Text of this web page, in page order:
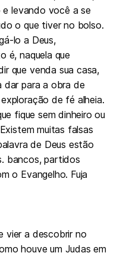
levando você a se
o que tiver no bolso.
lo a Deus,
é, naquela que
que venda sua casa,
dar para a obra de
de fé alheia.
fique sem dinheiro ou
muitas falsas
de Deus estão
bancos, partidos
o Evangelho. Fuja
vier a descobrir no
houve um Judas em